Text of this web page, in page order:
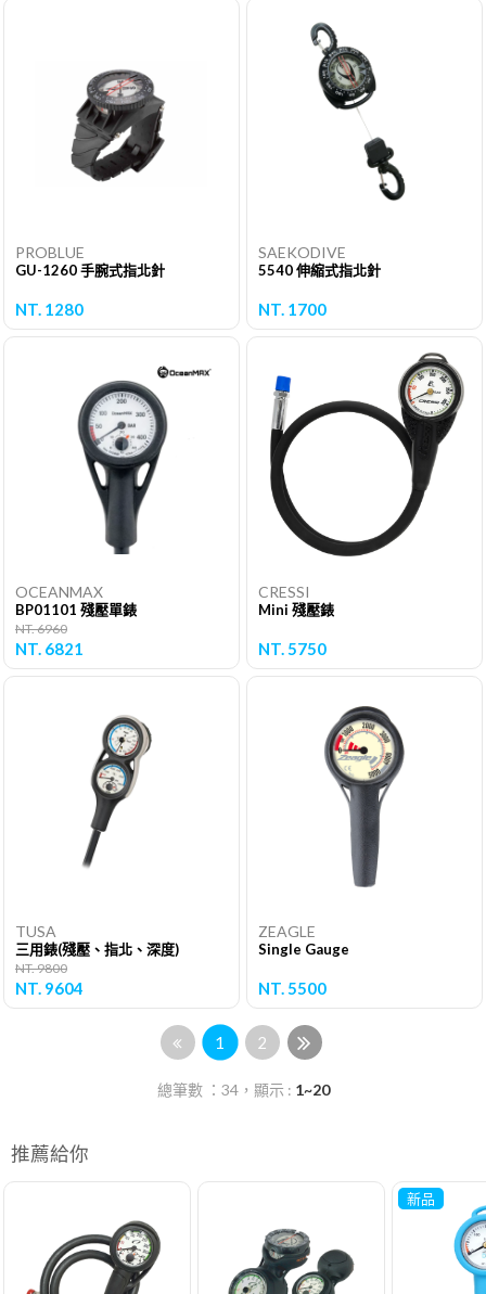
PROBLUE
GU-1260 手腕式指北針
NT. 1280
SAEKODIVE
5540 伸縮式指北針
NT. 1700
OCEANMAX
BP01101 殘壓單錶
NT. 6960
NT. 6821
CRESSI
Mini 殘壓錶
NT. 5750
TUSA
三用錶(殘壓、指北、深度)
NT. 9800
NT. 9604
ZEAGLE
Single Gauge
NT. 5500
1 2
總筆數 ：34，顯示 : 1~20
推薦給你
新品